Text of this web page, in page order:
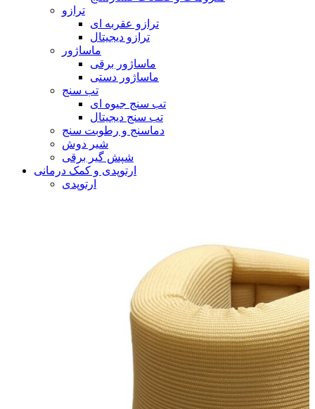
ترازو
ترازو عقربه ای
ترازو دیجیتال
ماساژور
ماساژور برقی
ماساژور دستی
تب سنج
تب سنج جیوه ای
تب سنج دیجیتال
دماسنج و رطوبت سنج
شیر دوش
شپش گیر برقی
ارتوپدی و کمک درمانی
ارتوپدی